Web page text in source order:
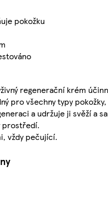
pokožku
regenerační krém
pro všechny typy
a udržuje ji svěží a
prostředí.
vždy pečující.